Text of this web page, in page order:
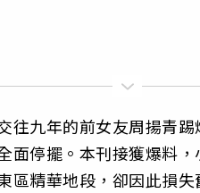
往九年的前女友周揚青
面停擺。本刊接獲爆料
區精華地段，卻因此損